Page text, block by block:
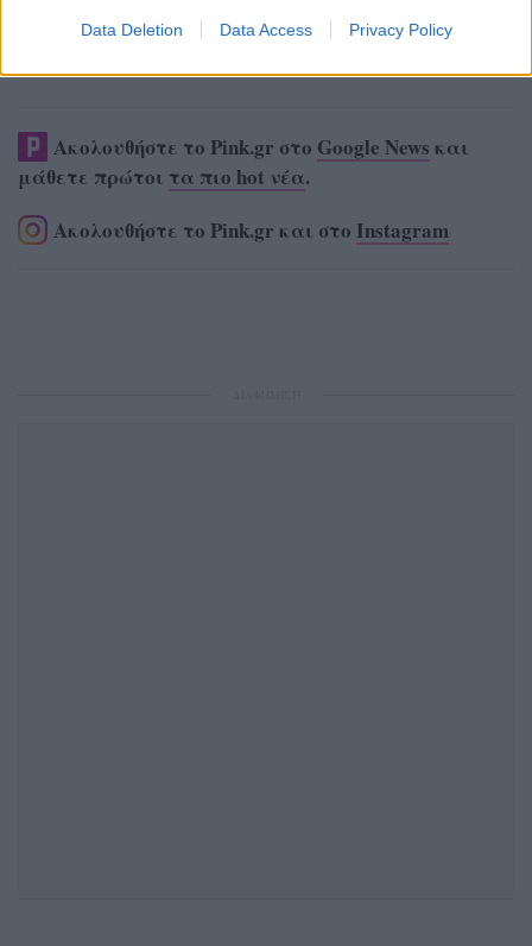
Data Deletion Data Access Privacy Policy
Ακολουθήστε το Pink.gr στο Google News και
μάθετε πρώτοι τα πιο hot νέα.
Ακολουθήστε το Pink.gr και στο Instagram